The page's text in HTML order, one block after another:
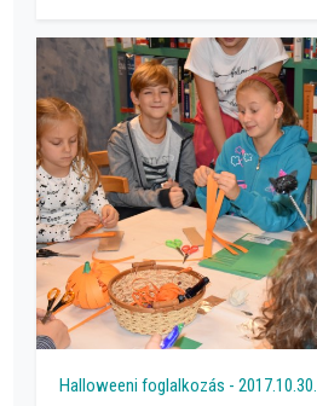
Halloweeni foglalkozás - 2017.10.30.